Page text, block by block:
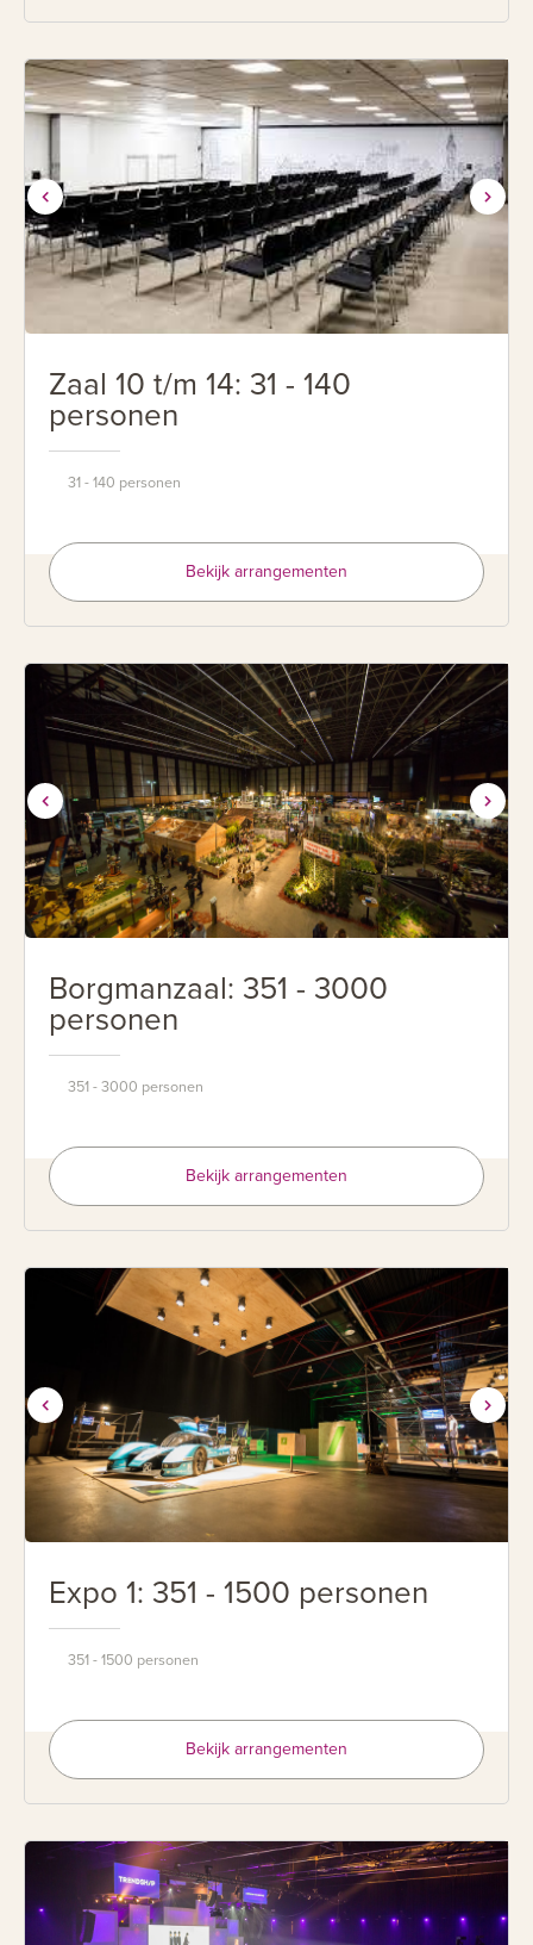
Zaal 10 t/m 14: 31 - 140
personen
31 - 140 personen
Bekijk arrangementen
Borgmanzaal: 351 - 3000
personen
351 - 3000 personen
Bekijk arrangementen
Expo 1: 351 - 1500 personen
351 - 1500 personen
Bekijk arrangementen